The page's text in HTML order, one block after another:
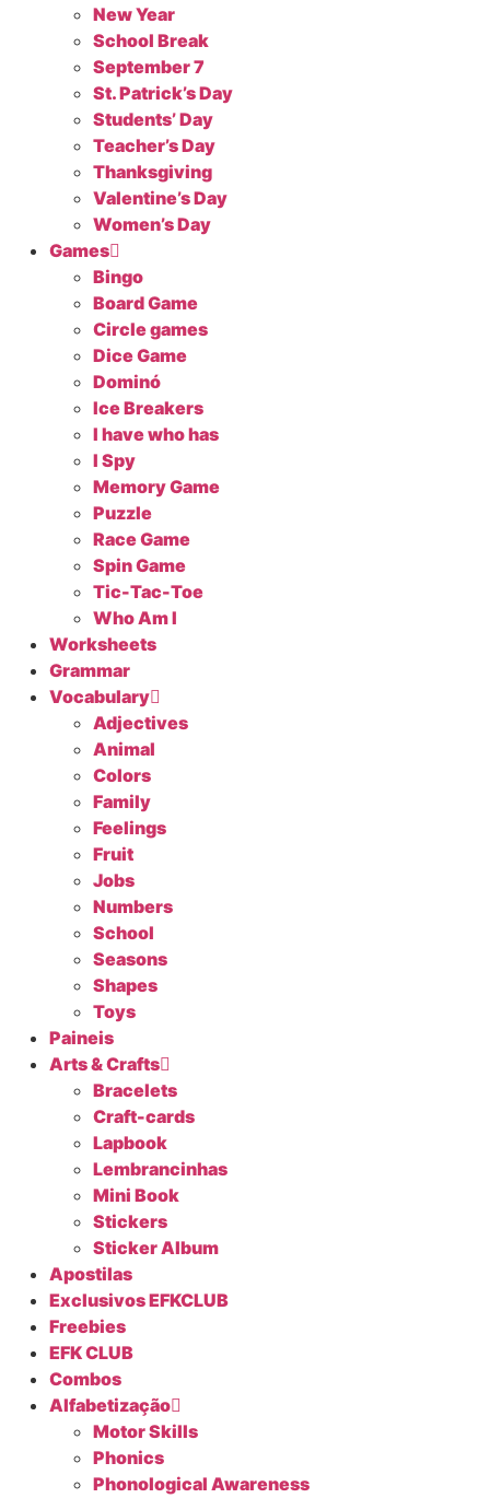
New Year
School Break
September 7
St. Patrick’s Day
Students’ Day
Teacher’s Day
Thanksgiving
Valentine’s Day
Women’s Day
Games
Bingo
Board Game
Circle games
Dice Game
Dominó
Ice Breakers
I have who has
I Spy
Memory Game
Puzzle
Race Game
Spin Game
Tic-Tac-Toe
Who Am I
Worksheets
Grammar
Vocabulary
Adjectives
Animal
Colors
Family
Feelings
Fruit
Jobs
Numbers
School
Seasons
Shapes
Toys
Paineis
Arts & Crafts
Bracelets
Craft-cards
Lapbook
Lembrancinhas
Mini Book
Stickers
Sticker Album
Apostilas
Exclusivos EFKCLUB
Freebies
EFK CLUB
Combos
Alfabetização
Motor Skills
Phonics
Phonological Awareness